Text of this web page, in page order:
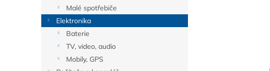
n
Malé spotřebiče
Elektronika
Baterie
TV, video, audio
Mobily, GPS